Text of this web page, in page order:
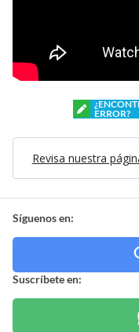
ERROR?
Revisa nuestra
Síguenos en:
Suscríbete en: